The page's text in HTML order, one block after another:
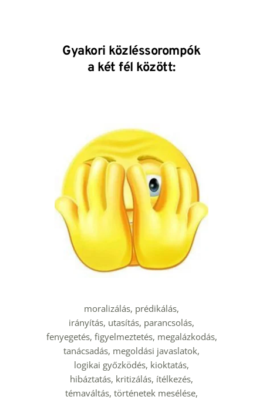
Gyakori közléssorompók
a két fél között:
moralizálás, prédikálás,
irányítás, utasítás, parancsolás,
fenyegetés, figyelmeztetés, megalázkodás,
tanácsadás, megoldási javaslatok,
logikai győzködés, kioktatás,
hibáztatás, kritizálás, ítélkezés,
témaváltás, történetek mesélése,